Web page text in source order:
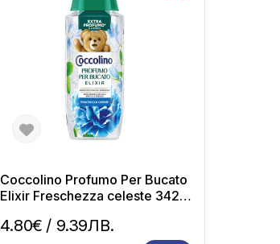
4.80€ / 9.39ЛВ.
Coccolino Profumo Per Bucato
Elixir Freschezza celeste 342